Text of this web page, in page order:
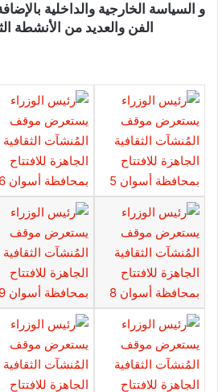
و السياسة الخارجية والداخلية
الفن والعديد من الأنشطة